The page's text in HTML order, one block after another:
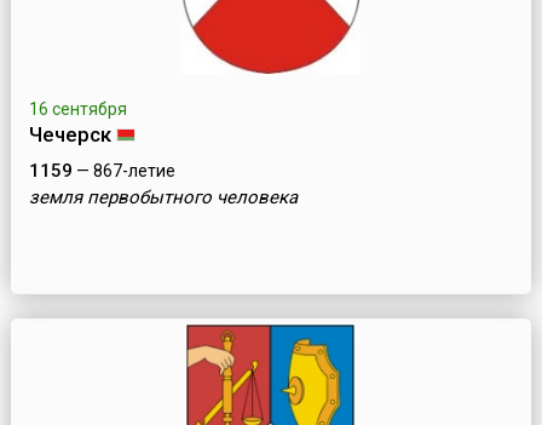
16 сентября
Чечерск
1159 — 867-летие
земля первобытного человека